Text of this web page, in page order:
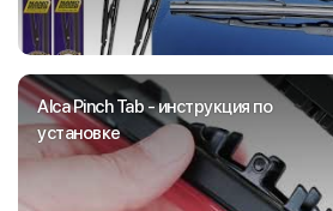
Alca Pinch Tab - инструкция по
установке